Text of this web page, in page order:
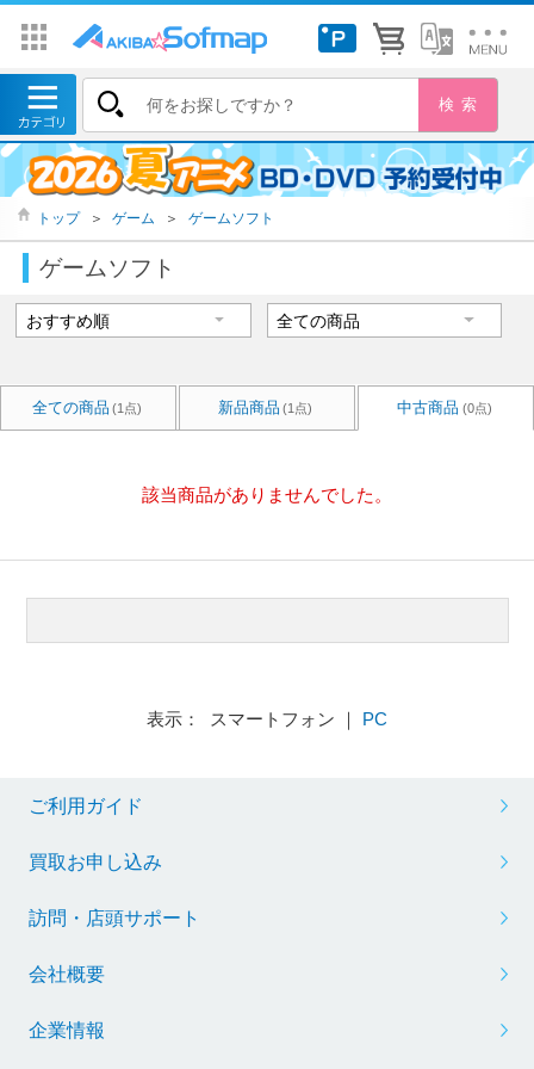
トップ ＞ ゲーム ＞ ゲームソフト
ゲームソフト
全ての商品 (1点) 新品商品 (1点) 中古商品 (0点)
該当商品がありませんでした。
表示： スマートフォン ｜ PC
ご利用ガイド
買取お申し込み
訪問・店頭サポート
会社概要
企業情報